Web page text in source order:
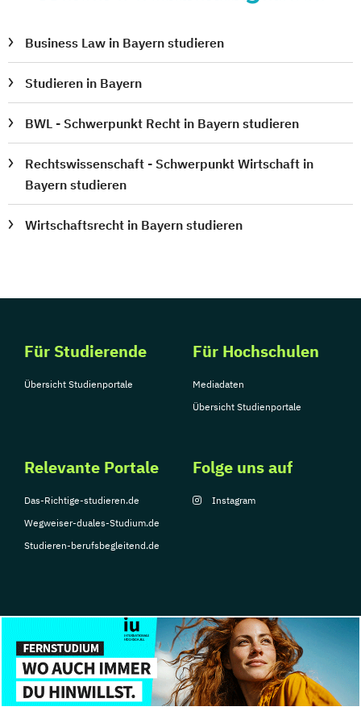
Business Law in Bayern studieren
Studieren in Bayern
BWL - Schwerpunkt Recht in Bayern studieren
Rechtswissenschaft - Schwerpunkt Wirtschaft in
Bayern studieren
Wirtschaftsrecht in Bayern studieren
Für Studierende
Übersicht Studienportale
Für Hochschulen
Mediadaten
Übersicht Studienportale
Relevante Portale
Das-Richtige-studieren.de
Wegweiser-duales-Studium.de
Studieren-berufsbegleitend.de
Folge uns auf
Instagram
© Copyright 2026, TarGroup Media GmbH
Impressum
Datenschutzerklärung Nutzungsbedingungen